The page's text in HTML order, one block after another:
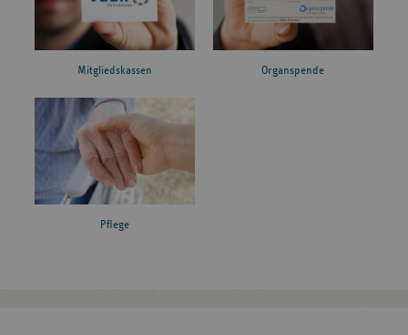
Mitgliedskassen Organspende
Pflege